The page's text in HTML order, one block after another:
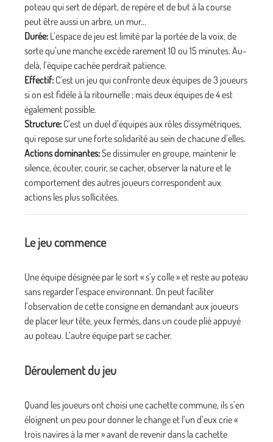
poteau qui sert de départ, de repère et de but à la course
peut être aussi un arbre, un mur...
Durée: L’espace de jeu est limité par la portée de la voix, de
sorte qu’une manche excède rarement 10 ou 15 minutes. Au-
delà, l’équipe cachée perdrait patience.
Effectif: C’est un jeu qui confronte deux équipes de 3 joueurs
si on est fidèle à la ritournelle ; mais deux équipes de 4 est
également possible.
Structure: C’est un duel d’équipes aux rôles dissymétriques,
qui repose sur une forte solidarité au sein de chacune d’elles.
Actions dominantes:Se dissimuler en groupe, maintenir le
silence, écouter, courir, se cacher, observer la nature et le
comportement des autres joueurs correspondent aux
actions les plus sollicitées.
Le jeu commence
Une équipe désignée par le sort « s’y colle » et reste au poteau
sans regarder l’espace environnant. On peut faciliter
l’observation de cette consigne en demandant aux joueurs
de placer leur tête, yeux fermés, dans un coude plié appuyé
au poteau. L’autre équipe part se cacher.
Déroulement du jeu
Quand les joueurs ont choisi une cachette commune, ils s’en
éloignent un peu pour donner le change et l’un d’eux crie «
trois navires à la mer » avant de revenir dans la cachette